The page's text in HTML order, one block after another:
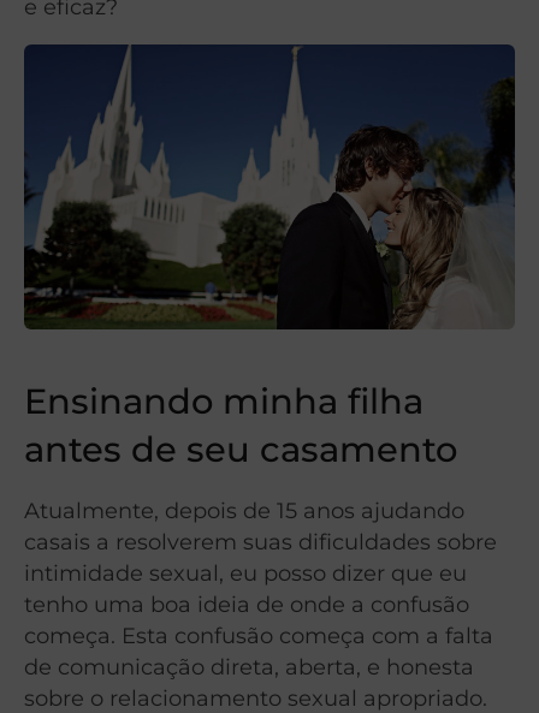
e eficaz?
Ensinando minha filha
antes de seu casamento
Atualmente, depois de 15 anos ajudando
casais a resolverem suas dificuldades sobre
intimidade sexual, eu posso dizer que eu
tenho uma boa ideia de onde a confusão
começa. Esta confusão começa com a falta
de comunicação direta, aberta, e honesta
sobre o relacionamento sexual apropriado.